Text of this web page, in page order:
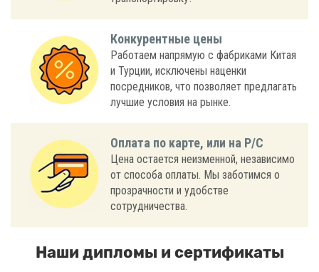
Конкурентные цены
Работаем напрямую с фабриками Китая
и Турции, исключены наценки
посредников, что позволяет предлагать
лучшие условия на рынке.
Оплата по карте, или на Р/С
Цена остается неизменной, независимо
от способа оплаты. Мы заботимся о
прозрачности и удобстве
сотрудничества.
Наши дипломы и сертификаты